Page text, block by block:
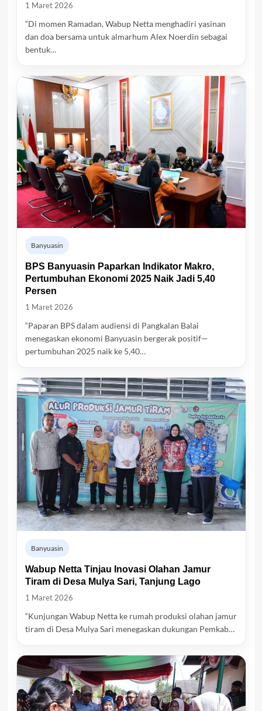
1 Maret 2026
“Di momen Ramadan, Wabup Netta menghadiri yasinan
dan doa bersama untuk almarhum Alex Noerdin sebagai
bentuk…
Banyuasin
BPS Banyuasin Paparkan Indikator Makro,
Pertumbuhan Ekonomi 2025 Naik Jadi 5,40
Persen
1 Maret 2026
“Paparan BPS dalam audiensi di Pangkalan Balai
menegaskan ekonomi Banyuasin bergerak positif—
pertumbuhan 2025 naik ke 5,40…
Banyuasin
Wabup Netta Tinjau Inovasi Olahan Jamur
Tiram di Desa Mulya Sari, Tanjung Lago
1 Maret 2026
“Kunjungan Wabup Netta ke rumah produksi olahan jamur
tiram di Desa Mulya Sari menegaskan dukungan Pemkab…